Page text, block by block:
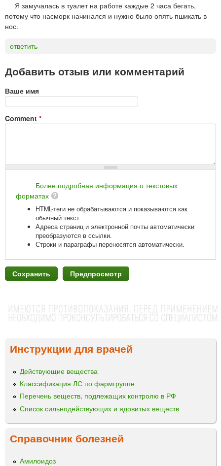
Я замучалась в туалет на работе каждые 2 часа бегать,
потому что насморк начинался и нужно было опять пшикать в
нос.
ответить
Добавить отзыв или комментарий
Ваше имя
Comment *
Более подробная информация о текстовых
форматах
HTML-теги не обрабатываются и показываются как
обычный текст
Адреса страниц и электронной почты автоматически
преобразуются в ссылки.
Строки и параграфы переносятся автоматически.
Инструкции для врачей
Действующие вещества
Классификация ЛС по фармгруппе
Перечень веществ, подлежащих контролю в РФ
Список сильнодействующих и ядовитых веществ
Справочник болезней
Амилоидоз